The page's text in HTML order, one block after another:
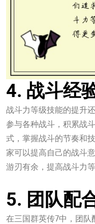
4. 战斗经
战斗力等级技能的提升
参与各种战斗，积累战
式，掌握战斗的节奏和
家可以提高自己的战斗
游刃有余，提高战斗力等
5. 团队配
在三国群英传7中，团